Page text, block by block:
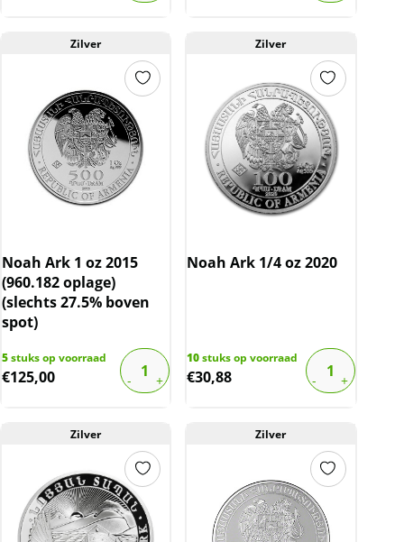
Zilver
Noah Ark 1 oz 2015
(960.182 oplage)
(slechts 27.5% boven
spot)
5stuks op voorraad
€125,00
Zilver
Noah Ark 1/4 oz 2020
10stuks op voorraad
€30,88
Zilver Zilver